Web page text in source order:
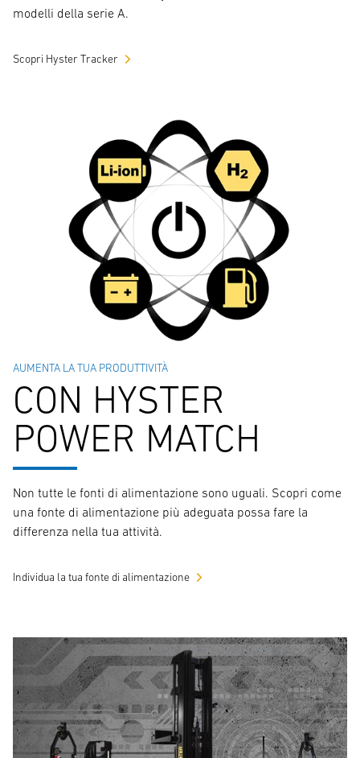
modelli della serie A.
Scopri Hyster Tracker
AUMENTA LA TUA PRODUTTIVITÀ
CON HYSTER
POWER MATCH
Non tutte le fonti di alimentazione sono uguali. Scopri come
una fonte di alimentazione più adeguata possa fare la
differenza nella tua attività.
Individua la tua fonte di alimentazione